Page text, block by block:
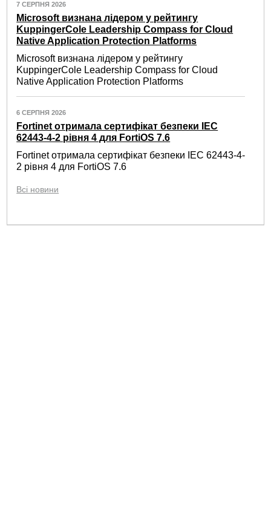
7 СЕРПНЯ 2026
Microsoft визнана лідером у рейтингу
KuppingerCole Leadership Compass for Cloud
Native Application Protection Platforms
Microsoft визнана лідером у рейтингу
KuppingerCole Leadership Compass for Cloud
Native Application Protection Platforms
6 СЕРПНЯ 2026
Fortinet отримала сертифікат безпеки IEC
62443-4-2 рівня 4 для FortiOS 7.6
Fortinet отримала сертифікат безпеки IEC 62443-4-
2 рівня 4 для FortiOS 7.6
Всі новини